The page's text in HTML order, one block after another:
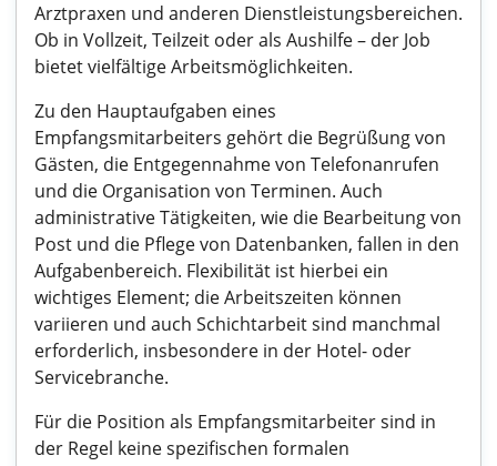
Arztpraxen und anderen Dienstleistungsbereichen.
Ob in Vollzeit, Teilzeit oder als Aushilfe – der Job
bietet vielfältige Arbeitsmöglichkeiten.
Zu den Hauptaufgaben eines
Empfangsmitarbeiters gehört die Begrüßung von
Gästen, die Entgegennahme von Telefonanrufen
und die Organisation von Terminen. Auch
administrative Tätigkeiten, wie die Bearbeitung von
Post und die Pflege von Datenbanken, fallen in den
Aufgabenbereich. Flexibilität ist hierbei ein
wichtiges Element; die Arbeitszeiten können
variieren und auch Schichtarbeit sind manchmal
erforderlich, insbesondere in der Hotel- oder
Servicebranche.
Für die Position als Empfangsmitarbeiter sind in
der Regel keine spezifischen formalen